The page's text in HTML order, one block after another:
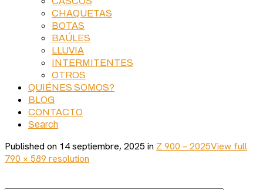
CHAQUETAS
BOTAS
BAÚLES
LLUVIA
INTERMITENTES
OTROS
QUIÉNES SOMOS?
BLOG
CONTACTO
Search
Published on 14 septiembre, 2025 in Z 900 – 2025View full
790 × 589 resolution